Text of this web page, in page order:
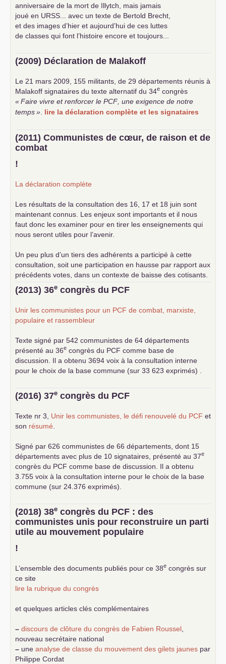
anniversaire de la mort de Illytch, mais jamais
joué en URSS ... avec un texte de Bertold Brecht,
et des images d’hier et aujourd’hui de ces luttes
de classes qui font l’histoire encore et toujours...
(2009) Déclaration de Malakoff
Le 21 mars 2009, 155 militants, de 29 départements réunis à
Malakoff signataires du texte alternatif du 34e congrès
«Faire vivre et renforcer le PCF , une exigence de notre
temps» lire la déclaration complète et les signataires
(2011) Communistes de cœur, de raison et de
combat
!
La déclaration complète
Les résultats de la consultation des 16, 17 et 18 juin sont
maintenant connus. Les enjeux sont importants et il nous
faut donc les examiner pour en tirer les enseignements qui
nous seront utiles pour l’avenir.
Un peu plus d’un tiers des adhérents a participé à cette
consultation, soit une participation en hausse par rapport aux
précédents votes, dans un contexte de baisse des cotisants.
... lire la suite
(2013) 36e congrès du PCF
Unir les communistes pour un PCF de combat, marxiste,
populaire et rassembleur
Texte signé par 542 communistes de 64 départements
présenté au 36e congrès du PCF comme base de
discussion. Il a obtenu 3694 voix à la consultation interne
pour le choix de la base commune (sur 33 623 exprimés) .
(2016) 37e congrès du PCF
Texte nr 3, Unir les communistes, le défi renouvelé du PCF et
son résumé
Signé par 626 communistes de 66 départements, dont 15
départements avec plus de 10 signataires, présenté au 37e
congrès du PCF comme base de discussion. Il a obtenu
3.755 voix à la consultation interne pour le choix de la base
commune (sur 24.376 exprimés).
(2018) 38e congrès du PCF : des
communistes unis pour reconstruire un parti
utile au mouvement populaire
!
L’ensemble des documents publiés pour ce 38e congrès sur
ce site
lire la rubrique du congrès
et quelques articles clés complémentaires
– discours de clôture du congrès de Fabien Roussel
nouveau secrétaire national
– une analyse de classe du mouvement des gilets jaunes par
Philippe Cordat